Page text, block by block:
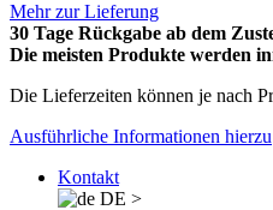
Mehr zur Lieferung
30 Tage Rückgabe ab dem
Die meisten Produkte werden
Die Lieferzeiten können je nach
Ausführliche Informationen hierzu
Kontakt
DE >